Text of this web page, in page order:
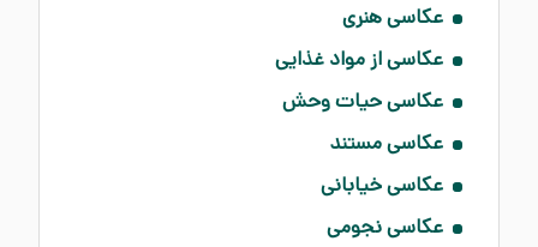
عکاسی هنری
عکاسی از مواد غذایی
عکاسی حیات‌ وحش
عکاسی مستند
عکاسی خیابانی
عکاسی نجومی